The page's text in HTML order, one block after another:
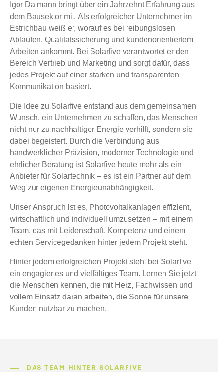
Igor Dalmann bringt über ein Jahrzehnt Erfahrung aus
dem Bausektor mit. Als erfolgreicher Unternehmer im
Estrichbau weiß er, worauf es bei reibungslosen
Abläufen, Qualitätssicherung und kundenorientiertem
Arbeiten ankommt. Bei Solarfive verantwortet er den
Bereich Vertrieb und Marketing und sorgt dafür, dass
jedes Projekt auf einer starken und transparenten
Kommunikation basiert.
Die Idee zu Solarfive entstand aus dem gemeinsamen
Wunsch, ein Unternehmen zu schaffen, das Menschen
nicht nur zu nachhaltiger Energie verhilft, sondern sie
dabei begeistert. Durch die Verbindung aus
handwerklicher Präzision, moderner Technologie und
ehrlicher Beratung ist Solarfive heute mehr als ein
Anbieter für Solartechnik – es ist ein Partner auf dem
Weg zur eigenen Energieunabhängigkeit.
Unser Anspruch ist es, Photovoltaikanlagen effizient,
wirtschaftlich und individuell umzusetzen – mit einem
Team, das mit Leidenschaft, Kompetenz und einem
echten Servicegedanken hinter jedem Projekt steht.
Hinter jedem erfolgreichen Projekt steht bei Solarfive
ein engagiertes und vielfältiges Team. Lernen Sie jetzt
die Menschen kennen, die mit Herz, Fachwissen und
vollem Einsatz daran arbeiten, die Sonne für unsere
Kunden nutzbar zu machen.
DAS TEAM HINTER SOLARFIVE